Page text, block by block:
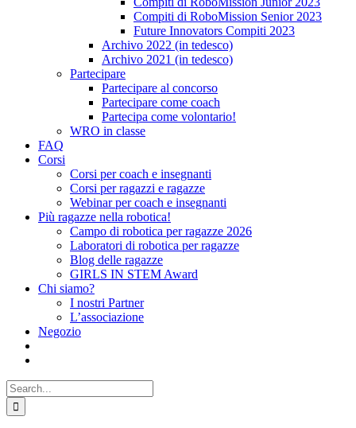
Compiti di RoboMission Senior 2023
Future Innovators Compiti 2023
Archivo 2022 (in tedesco)
Archivo 2021 (in tedesco)
Partecipare
Partecipare al concorso
Partecipare come coach
Partecipa come volontario!
WRO in classe
FAQ
Corsi
Corsi per coach e insegnanti
Corsi per ragazzi e ragazze
Webinar per coach e insegnanti
Più ragazze nella robotica!
Campo di robotica per ragazze 2026
Laboratori di robotica per ragazze
Blog delle ragazze
GIRLS IN STEM Award
Chi siamo?
I nostri Partner
L’associazione
Negozio
Search
for: